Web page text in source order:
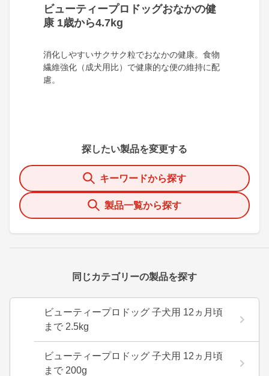
ビューティープロドッグおなかの健
康 1歳から4.7kg
消化しやすいサクサク粒でおなかの健康。食物
繊維強化（成犬用比）で健康的な便の維持に配
慮。
探したい製品を変更する
キーワードから探す
製品一覧から探す
同じカテゴリーの製品を探す
ビューティープロドッグ 子犬用 12ヵ月頃
まで 2.5kg
ビューティープロドッグ 子犬用 12ヵ月頃
まで 200g